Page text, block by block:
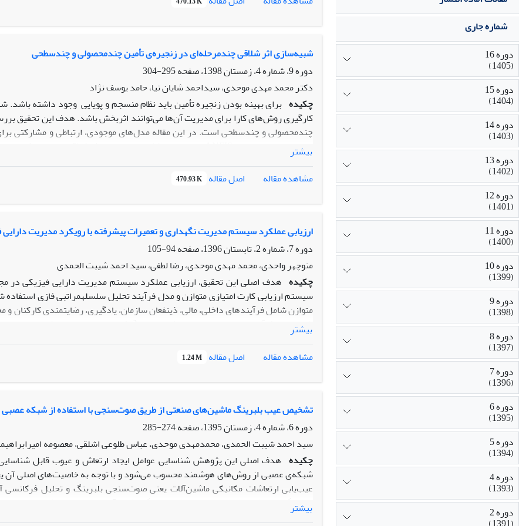
شبیه‌سازی اثر شلاقی چندمرحله‌ای در زنجیره‌ی تأمین چندمحصولی و چندسطحی
دوره 9، شماره 4، زمستان 1398، صفحه
295-304
دکتر محمد مهدی موحدی، سیداحمد شایان نیا، حامد یوسف نژاد
چکیده برای بهینه بودن زنجیره تأمین باید نظام منسجم و پویایی وجود داشته باشد.
کارگیری روش‌­های کارا برای مدیریت آن‌ها می‌­توانند اثربخش باشد. هدف این تحقیق
چندمحصولی و چندسطحی است. در این مقاله مدل‌های موجودی، ارتباطی و مشارکتی
سطح اثر شلاقی برای دو محصول موزد مطالعه به میزان قابل توجهی کاهش یافته است.
تأمین نشان می‌­دهد که لزومی ندارد اندازه‌­ی واحدهای ارسالی محصول به توزیع
بیشتر
مشاهده مقاله
اصل مقاله 470.93 K
ارزیابی عملکرد سیستم مدیریت نگهداری و تعمیرات پیشرفته با رویکرد مدیریت
دوره 7، شماره 2، تابستان 1396، صفحه
94-105
منوچهر واحدی، محمد مهدی موحدی، رضا لطفی، سید احمد شیبت الحمدی
چکیده هدف اصلی این تحقیق، ارزیابی عملکرد سیستم مدیریت دارایی فیزیکی در
سیستم ارزیابی کارت امتیازی متوازن و مدل فرآیند تحلیل سلسله­مراتبی فازی
متوازن شامل فرآیندهای داخلی، مالی، ذینفعان سازمان، یادگیری، رضایت­مندی کارکنان
طریق مدل فرآیند تحلیل سلسه­مراتبی فازی انجام گرفته است. داده­ها از طریق
است. استفاده از سیستم کارت امتیازی شش وجهی احتمال درستی نتایج خروجی از
سیستم مدیریت دارایی فیزیکی در سازمان است. عملکرد سیستم­های سنتی صیانت از
یا قابلیت دسترسی اندازه­گیری می­شود. اما در این تحقیق اندازه­گیری عملکرد
بیشتر
مشاهده مقاله
اصل مقاله 1.24 M
تشخیص عیب بلبرینگ ماشین‌های صنعتی از طریق صوت‌سنجی با استفاده از شبکه عصبی
دوره 6، شماره 4، زمستان 1395، صفحه
274-285
سید احمد شیبت الحمدی، محمدمهدی موحدی، عباس طلوعی اشلقی، معصومه
چکیده هدف اصلی این پژوهش شناسایی عوامل ایجاد ارتعاش و عیوب قابل
شبکه‌ی عصبی از روش‌های هوشمند محسوب می‌شود و با توجه به خاصیت‌های اصلی آن
عیب‌یابی ارتعاشات مکانیکی ماشین‌آلات یعنی صوت‌سنجی بلبرینگ و تحلیل
بیشتر
شماره جاری
دوره 16
(1405)
دوره 15
(1404)
دوره 14
(1403)
دوره 13
(1402)
دوره 12
(1401)
دوره 11
(1400)
دوره 10
(1399)
دوره 9
(1398)
دوره 8
(1397)
دوره 7
(1396)
دوره 6
(1395)
دوره 5
(1394)
دوره 4
(1393)
دوره 2